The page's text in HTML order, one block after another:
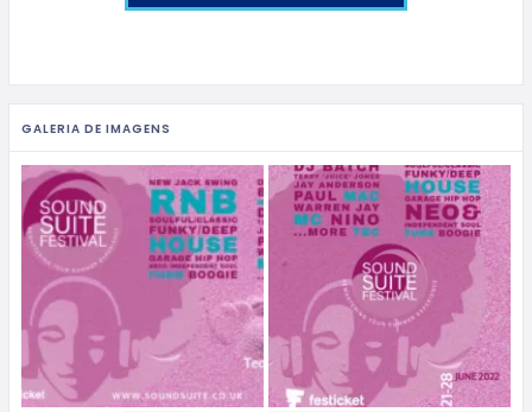
GALERIA DE IMAGENS